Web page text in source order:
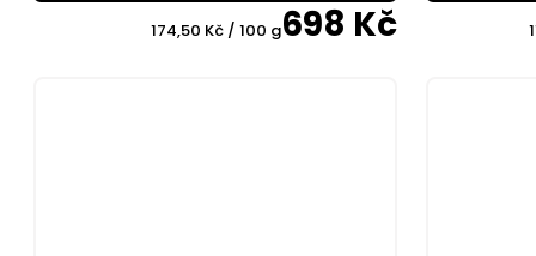
698 Kč
Measure
174,50 Kč / 100 g